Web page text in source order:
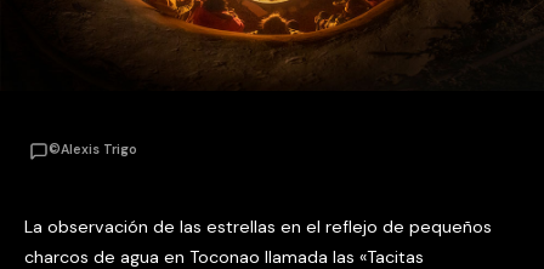
©Alexis Trigo
La observación de las estrellas en el reflejo de pequeños
charcos de agua en Toconao llamada las «Tacitas